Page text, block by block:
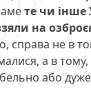
те чи інше
на
справа не в
а в
або